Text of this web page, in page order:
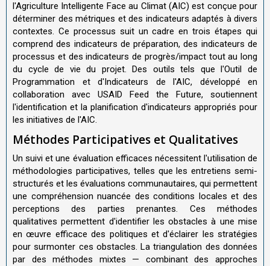
l'Agriculture Intelligente Face au Climat (AIC) est conçue pour
déterminer des métriques et des indicateurs adaptés à divers
contextes. Ce processus suit un cadre en trois étapes qui
comprend des indicateurs de préparation, des indicateurs de
processus et des indicateurs de progrès/impact tout au long
du cycle de vie du projet. Des outils tels que l'Outil de
Programmation et d'Indicateurs de l'AIC, développé en
collaboration avec USAID Feed the Future, soutiennent
l'identification et la planification d'indicateurs appropriés pour
les initiatives de l'AIC.
Méthodes Participatives et Qualitatives
Un suivi et une évaluation efficaces nécessitent l'utilisation de
méthodologies participatives, telles que les entretiens semi-
structurés et les évaluations communautaires, qui permettent
une compréhension nuancée des conditions locales et des
perceptions des parties prenantes. Ces méthodes
qualitatives permettent d'identifier les obstacles à une mise
en œuvre efficace des politiques et d'éclairer les stratégies
pour surmonter ces obstacles. La triangulation des données
par des méthodes mixtes — combinant des approches